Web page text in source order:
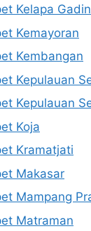
Kelapa
Kemayoran
Kembangan
Kepulauan
Kepulauan
Koja
Kramatjati
Makasar
Mampang
Matraman